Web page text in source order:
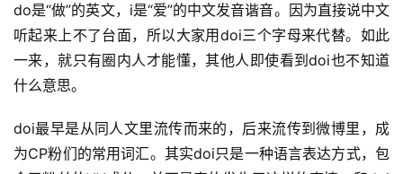
首
页
科
情
do是“做”的英文，i是“爱”的中文发音谐音。因为直接说中文
听起来上不了台面，所以大家用doi三个字母来代替。如此
一来，就只有圈内人才能懂，其他人即使看到doi也不知道
什么意思。
doi最早是从同人文里流传而来的，后来流传到微博里，成
为CP粉们的常用词汇。其实doi只是一种语言表达方式，包